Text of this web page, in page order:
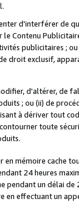
d'interférer de
le Contenu
publicitaires ;
exclusif,
d'altérer, de
; ou (ii) de
à dériver tout
toute
en mémoire cache
24 heures
pendant un délai
effectuant un